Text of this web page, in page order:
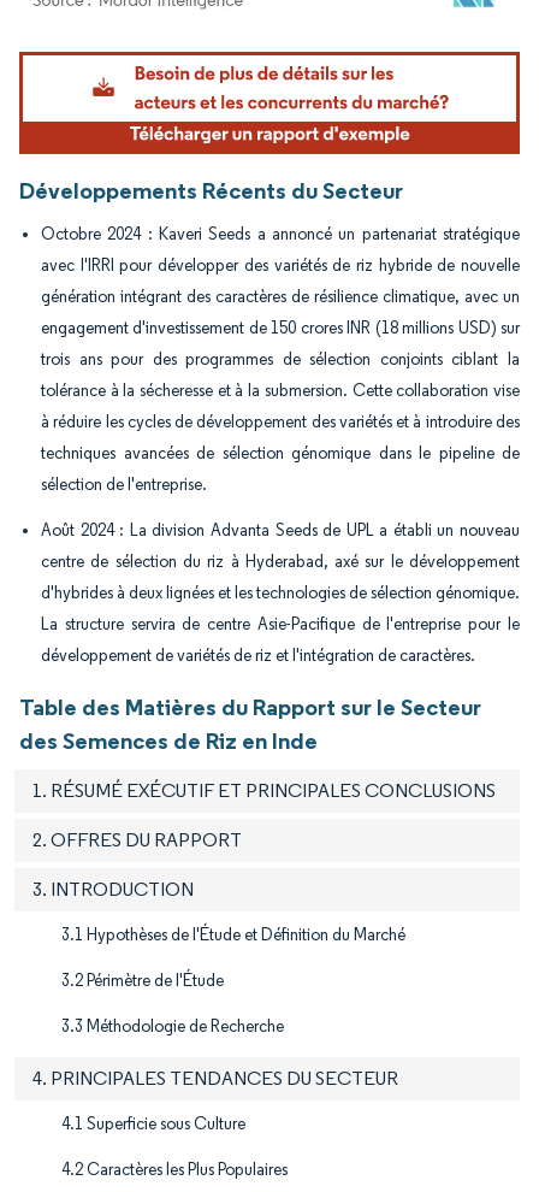
Image © Mordor Intelligence. La réutilisation nécessite une attribution sous CC BY
Développements Récents du Secteur
Octobre 2024 : Kaveri Seeds a annoncé un partenariat stratégique
avec l'IRRI pour développer des variétés de riz hybride de nouvelle
génération intégrant des caractères de résilience climatique, avec un
engagement d'investissement de 150 crores INR (18 millions USD) sur
trois ans pour des programmes de sélection conjoints ciblant la
tolérance à la sécheresse et à la submersion. Cette collaboration vise
à réduire les cycles de développement des variétés et à introduire des
techniques avancées de sélection génomique dans le pipeline de
sélection de l'entreprise.
Août 2024 : La division Advanta Seeds de UPL a établi un nouveau
centre de sélection du riz à Hyderabad, axé sur le développement
d'hybrides à deux lignées et les technologies de sélection génomique.
La structure servira de centre Asie-Pacifique de l'entreprise pour le
développement de variétés de riz et l'intégration de caractères.
Table des Matières du Rapport sur le Secteur
des Semences de Riz en Inde
1. RÉSUMÉ EXÉCUTIF ET PRINCIPALES CONCLUSIONS
2. OFFRES DU RAPPORT
3. INTRODUCTION
3.1 Hypothèses de l'Étude et Définition du Marché
3.2 Périmètre de l'Étude
3.3 Méthodologie de Recherche
4. PRINCIPALES TENDANCES DU SECTEUR
4.1 Superficie sous Culture
4.2 Caractères les Plus Populaires